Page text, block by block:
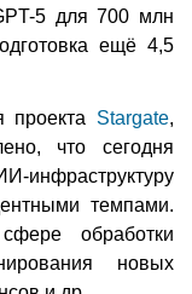
5 для 700 млн
ещё 4,5
проекта Stargate,
что сегодня
темпами.
обработки
новых